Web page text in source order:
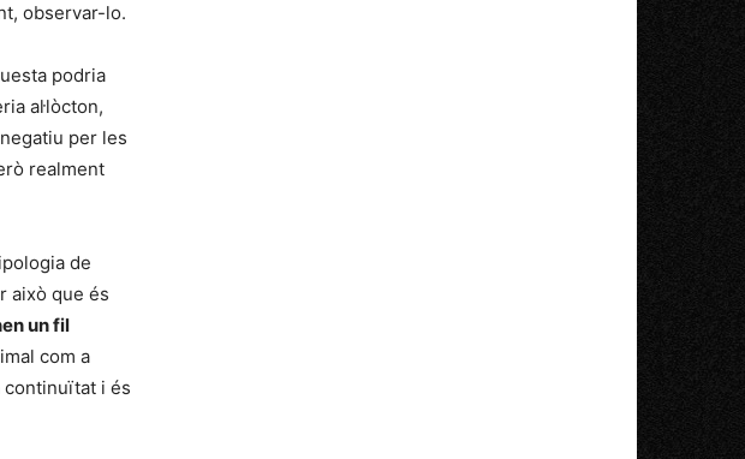
observar-lo.
podria
al·lòcton,
per les
realment
de
això que és
un fil
com a
continuïtat i és